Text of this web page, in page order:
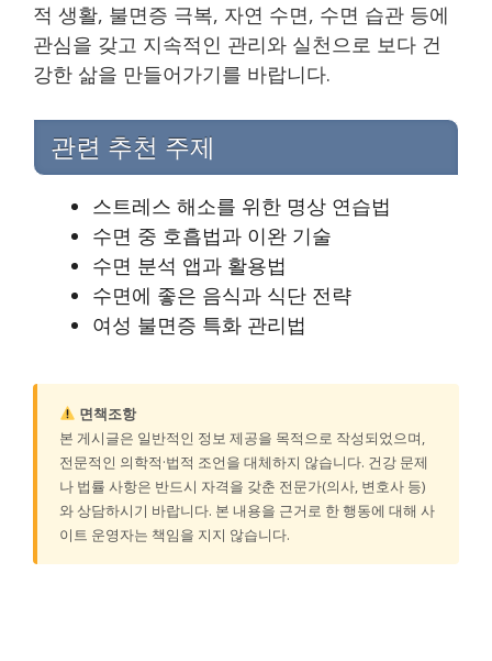
적 생활, 불면증 극복, 자연 수면, 수면 습관 등에
관심을 갖고 지속적인 관리와 실천으로 보다 건
강한 삶을 만들어가기를 바랍니다.
관련 추천 주제
스트레스 해소를 위한 명상 연습법
수면 중 호흡법과 이완 기술
수면 분석 앱과 활용법
수면에 좋은 음식과 식단 전략
여성 불면증 특화 관리법
면책조항
본 게시글은 일반적인 정보 제공을 목적으로 작성되었으며,
전문적인 의학적·법적 조언을 대체하지 않습니다. 건강 문제
나 법률 사항은 반드시 자격을 갖춘 전문가(의사, 변호사 등)
와 상담하시기 바랍니다. 본 내용을 근거로 한 행동에 대해 사
이트 운영자는 책임을 지지 않습니다.